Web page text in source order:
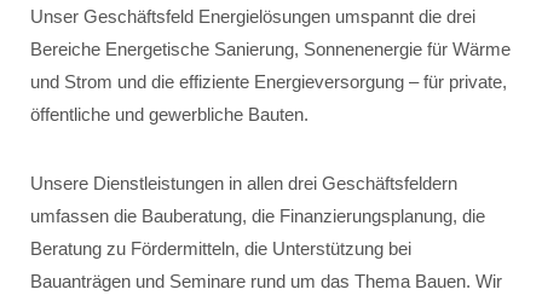
Unser Geschäftsfeld Energielösungen umspannt die drei
Bereiche Energetische Sanierung, Sonnenenergie für Wärme
und Strom und die effiziente Energieversorgung – für private,
öffentliche und gewerbliche Bauten.
Unsere Dienstleistungen in allen drei Geschäftsfeldern
umfassen die Bauberatung, die Finanzierungsplanung, die
Beratung zu Fördermitteln, die Unterstützung bei
Bauanträgen und Seminare rund um das Thema Bauen. Wir